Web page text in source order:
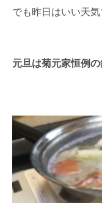
でも昨日はいい天気
元旦は菊元家恒例の